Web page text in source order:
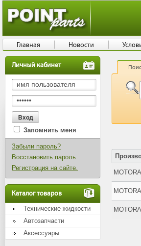
Личный кабинет
Запомнить меня
Забыли пароль?
Восстановить пароль.
Регистрация на сайте.
Каталог товаров
Технические жидкости
Автозапчасти
Аксессуары
Главная Новости